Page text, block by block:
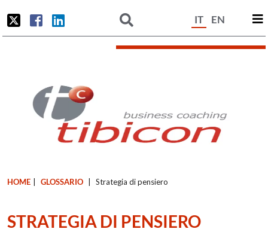
IT EN
HOME GLOSSARIO Strategia di pensiero
STRATEGIA DI PENSIERO